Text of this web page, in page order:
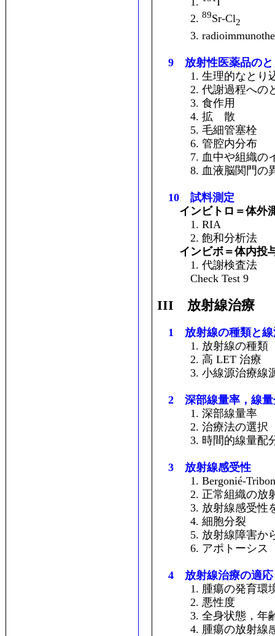
2. 89Sr-Cl2
3.
9 放射性医薬品のと
1. 生理的なとり込
2. 代謝過程への
3. 食作用
4. 拡 散
5. 毛細管塞栓
6. 管腔内分布
7. 血中や組織のイ
8. 血液脳関門の
10 試料測定
インビトロ＝体外
1. RIA
2. 飽和分析法
インビボ＝体内投
1. 代謝検査法
Check Test 9
III 放射線治療
1 放射線の種類と線
1. 放射線の種類
2. 高 LET 治療
3. 小線源治療線
2 深部線量率，線量
1. 深部線量率
2. 治療法の選択
3. 時間的線量配
3 放射線感受性
1. Bergonié-
2. 正常組織の放射
3. 放射線感受性を
4. 細胞分裂
5. 放射線障害か
6. アポトーシス
4 放射線治療の適応
1. 腫瘍の発育環
2. 悪性度
3. 全身状態，年
4. 腫瘍の放射線